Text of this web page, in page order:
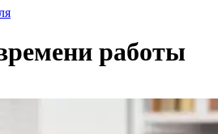
работы